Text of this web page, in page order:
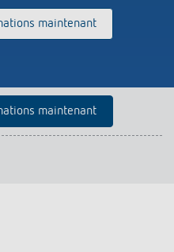
maintenant
maintenant